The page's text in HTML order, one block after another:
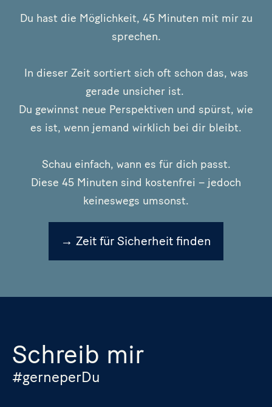
Du hast die Möglichkeit, 45 Minuten mit mir zu
sprechen.
In dieser Zeit sortiert sich oft schon das, was
gerade unsicher ist.
Du gewinnst neue Perspektiven und spürst, wie
es ist, wenn jemand wirklich bei dir bleibt.
Schau einfach, wann es für dich passt.
Diese 45 Minuten sind kostenfrei – jedoch
keineswegs umsonst.
→ Zeit für Sicherheit finden
Schreib mir
#gerneperDu